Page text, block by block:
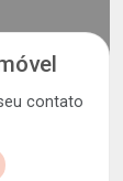
contato